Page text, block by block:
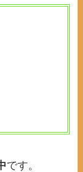
です。